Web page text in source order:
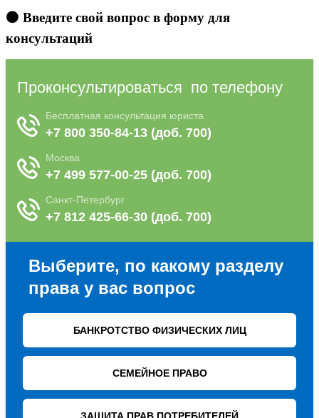
🟠 Введите свой вопрос в форму для
консультаций